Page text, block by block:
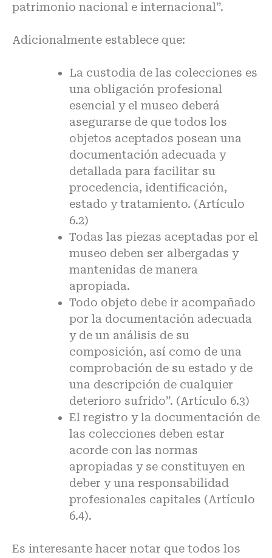
patrimonio nacional e internacional”.
Adicionalmente establece que:
La custodia de las colecciones es
una obligación profesional
esencial y el museo deberá
asegurarse de que todos los
objetos aceptados posean una
documentación adecuada y
detallada para facilitar su
procedencia, identificación,
estado y tratamiento. (Artículo
6.2)
Todas las piezas aceptadas por el
museo deben ser albergadas y
mantenidas de manera
apropiada.
Todo objeto debe ir acompañado
por la documentación adecuada
y de un análisis de su
composición, así como de una
comprobación de su estado y de
una descripción de cualquier
deterioro sufrido”. (Artículo 6.3)
El registro y la documentación de
las colecciones deben estar
acorde con las normas
apropiadas y se constituyen en
deber y una responsabilidad
profesionales capitales (Artículo
6.4).
Es interesante hacer notar que todos los